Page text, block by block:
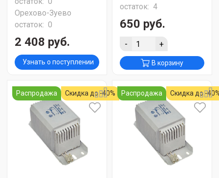
Орехово-Зуево
остаток: 0
2 408 руб.
Узнать о поступлении
остаток: 4
650 руб.
- +
В корзину
Распродажа Скидка до -40% Распродажа Скидка до -